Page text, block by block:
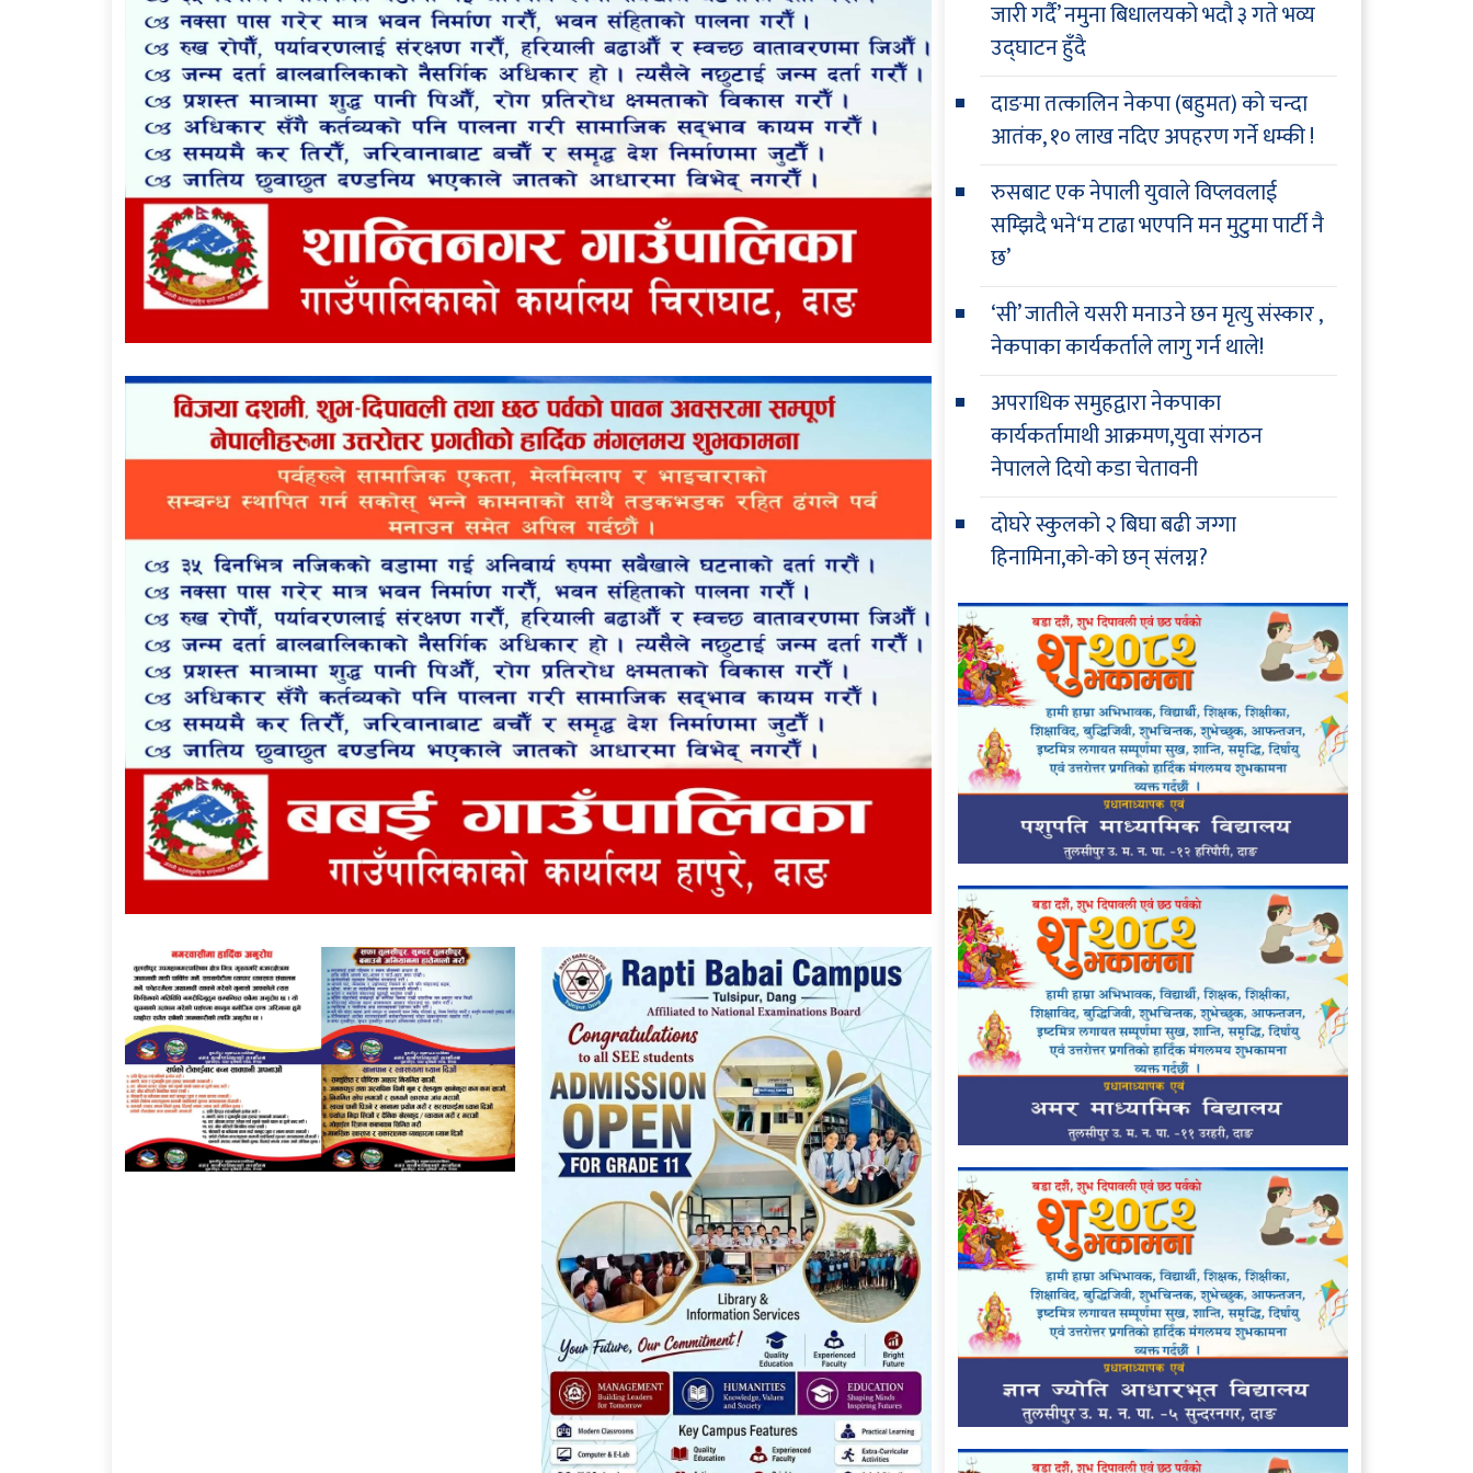
जारी गर्दै’ नमुना बिधालयको भदौ ३ गते भव्य
उद्घाटन हुँदै
दाङमा तत्कालिन नेकपा (बहुमत) को चन्दा
आतंक, १० लाख नदिए अपहरण गर्ने धम्की !
रुसबाट एक नेपाली युवाले विप्लवलाई
सम्झिदै भने‘म टाढा भएपनि मन मुटुमा पार्टी नै
छ’
‘सी’ जातीले यसरी मनाउने छन मृत्यु संस्कार ,
नेकपाका कार्यकर्ताले लागु गर्न थाले!
अपराधिक समुहद्वारा नेकपाका
कार्यकर्तामाथी आक्रमण,युवा संगठन
नेपालले दियो कडा चेतावनी
दोघरे स्कुलको २ बिघा बढी जग्गा
हिनामिना,को-को छन् संलग्न?